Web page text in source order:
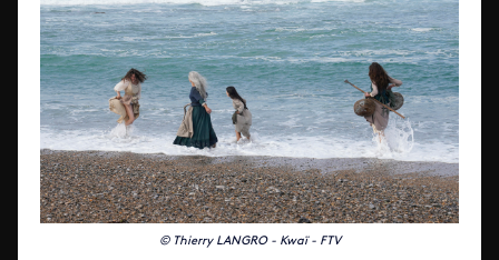
© Thierry LANGRO - Kwaï - FTV